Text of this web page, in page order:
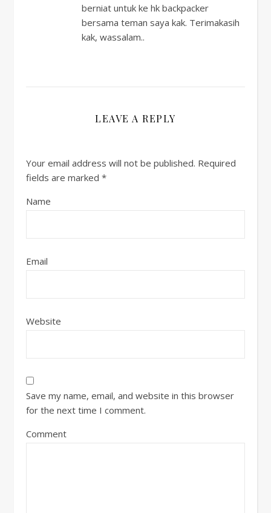
berniat untuk ke hk backpacker
bersama teman saya kak. Terimakasih
kak, wassalam..
LEAVE A REPLY
Your email address will not be published. Required
fields are marked *
Name
Email
Website
Save my name, email, and website in this browser
for the next time I comment.
Comment